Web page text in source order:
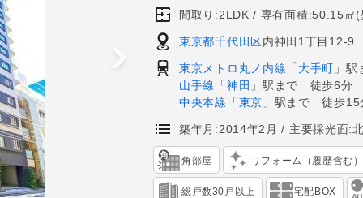
間取り:2LDK 専有面積:50.15㎡(
東京都千代田区内神田1丁目12-9
東京メトロ丸ノ内線 「 大手町 」
山手線
「 神田 」駅まで 徒歩6分
中央本線
「 東京 」駅まで 徒歩15
築年月:2014年2月 主要採光面:
角部屋 リフォーム（履歴含む）
総戸数30戸以上 宅配BOX